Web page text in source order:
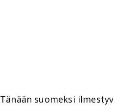
Tänään suomeksi